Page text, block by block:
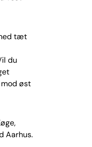
tæt
du
øst
Aarhus.